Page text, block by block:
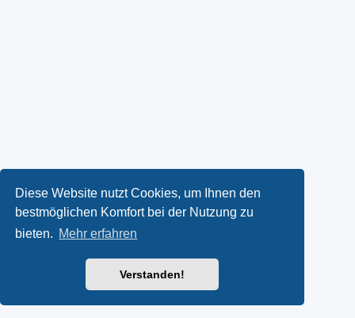
Diese Website nutzt Cookies, um Ihnen den
bestmöglichen Komfort bei der Nutzung zu
bieten. Mehr erfahren
Verstanden!